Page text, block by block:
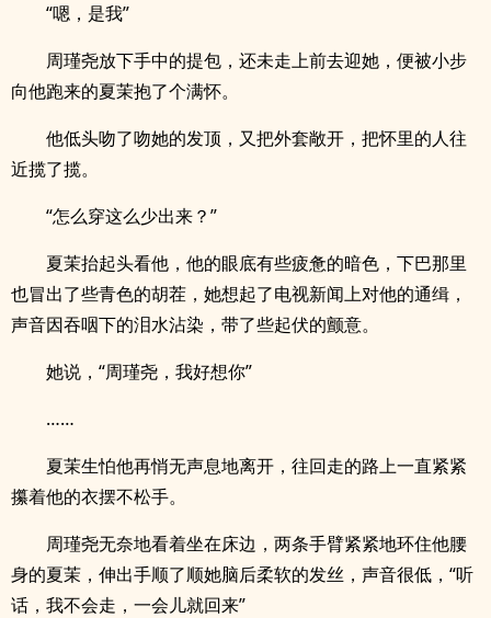
“嗯，是我”
周瑾尧放下手中的提包，还未走上前去迎她，便被小步
向他跑来的夏茉抱了个满怀。
他低头吻了吻她的发顶，又把外套敞开，把怀里的人往
近揽了揽。
“怎么穿这么少出来？”
夏茉抬起头看他，他的眼底有些疲惫的暗色，下巴那里
也冒出了些青色的胡茬，她想起了电视新闻上对他的通缉，
声音因吞咽下的泪水沾染，带了些起伏的颤意。
她说，“周瑾尧，我好想你”
……
夏茉生怕他再悄无声息地离开，往回走的路上一直紧紧
攥着他的衣摆不松手。
周瑾尧无奈地看着坐在床边，两条手臂紧紧地环住他腰
身的夏茉，伸出手顺了顺她脑后柔软的发丝，声音很低，“听
话，我不会走，一会儿就回来”